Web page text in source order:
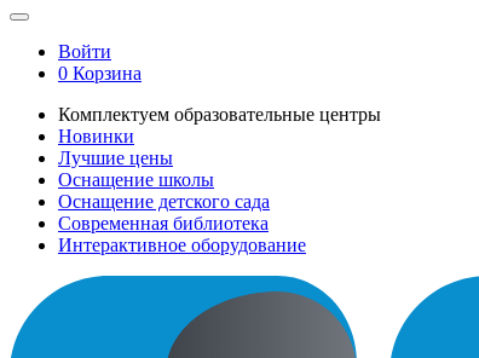
Войти
0 Корзина
Комплектуем образовательные центры
Новинки
Лучшие цены
Оснащение школы
Оснащение детского сада
Современная библиотека
Интерактивное оборудование